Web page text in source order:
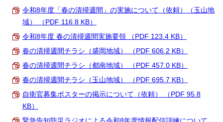
令和8年度「春の清掃週間」の実施について（依頼）（玉山地
域） （PDF 116.8 KB）
令和8年度 春の清掃週間実施要領 （PDF 123.4 KB）
春の清掃週間チラシ（盛岡地域） （PDF 606.2 KB）
春の清掃週間チラシ（都南地域） （PDF 457.0 KB）
春の清掃週間チラシ（玉山地域） （PDF 695.7 KB）
自衛官募集ポスターの掲示について（依頼） （PDF 95.8
KB）
緊急告知防災ラジオによる令和8年度情報配信訓練について